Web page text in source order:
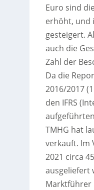
Euro sind
erhöht, und
gesteigert.
auch die
Zahl der
Da die
2016/2017
den IFRS
TMHG hat
verkauft. Im
2021 circa
ausgeliefert
Marktführer